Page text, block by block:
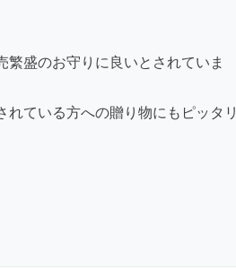
繁盛のお守りに良いとされていま
ている方への贈り物にもピッタリ